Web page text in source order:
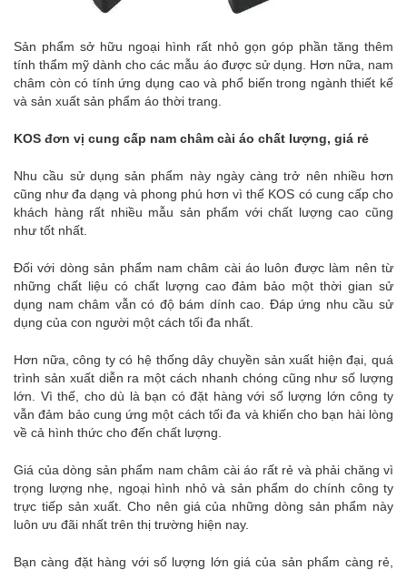
Sản phẩm sở hữu ngoại hình rất nhỏ gọn góp phần tăng thêm
tính thẩm mỹ dành cho các mẫu áo được sử dụng. Hơn nữa, nam
châm còn có tính ứng dụng cao và phổ biến trong ngành thiết kế
và sản xuất sản phẩm áo thời trang.
KOS đơn vị cung cấp nam châm cài áo chất lượng, giá rẻ
Nhu cầu sử dụng sản phẩm này ngày càng trở nên nhiều hơn
cũng như đa dạng và phong phú hơn vì thế KOS có cung cấp cho
khách hàng rất nhiều mẫu sản phẩm với chất lượng cao cũng
như tốt nhất.
Đối với dòng sản phẩm nam châm cài áo luôn được làm nên từ
những chất liệu có chất lượng cao đảm bảo một thời gian sử
dụng nam châm vẫn có độ bám dính cao. Đáp ứng nhu cầu sử
dụng của con người một cách tối đa nhất.
Hơn nữa, công ty có hệ thống dây chuyền sản xuất hiện đại, quá
trình sản xuất diễn ra một cách nhanh chóng cũng như số lượng
lớn. Vì thế, cho dù là bạn có đặt hàng với số lượng lớn công ty
vẫn đảm bảo cung ứng một cách tối đa và khiến cho bạn hài lòng
về cả hình thức cho đến chất lượng.
Giá của dòng sản phẩm nam châm cài áo rất rẻ và phải chăng vì
trọng lượng nhẹ, ngoại hình nhỏ và sản phẩm do chính công ty
trực tiếp sản xuất. Cho nên giá của những dòng sản phẩm này
luôn ưu đãi nhất trên thị trường hiện nay.
Bạn càng đặt hàng với số lượng lớn giá của sản phẩm càng rẻ,